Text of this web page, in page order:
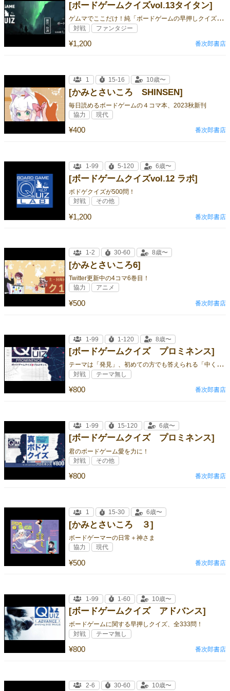
[ボードゲームクイズvol.13タイタン]
ゲ
ムマでここだけ！純「ボードゲームの早押しクイズ」2024年秋新刊
¥1,200
対戦 ファンタジー
番次郎書店
[かみとさいころ SHINSEN]
毎日読めるボードゲームの４コマ本、2023秋新刊
¥400
1 15-16 10歳〜
協力 現代
番次郎書店
[ボードゲームクイズvol.12 ラボ]
ボドゲクイズが500問！
¥1,200
1-99 5-120 6歳〜
対戦 その他
番次郎書店
[かみとさいころ6]
Twitter更新中の4コマ6巻目！
¥500
1-2 30-60 8歳〜
協力 アニメ
番次郎書店
[ボードゲームクイズ プロミネンス]
テ
ーマは「発見」、初めての方でも答えられる「中くらいのクイズ」が満載
¥800
1-99 1-120 8歳〜
対戦 テーマ無し
番次郎書店
[ボードゲームクイズ プロミネンス]
君のボードゲーム愛を力に！
¥800
1-99 15-120 6歳〜
対戦 その他
番次郎書店
[かみとさいころ ３]
ボードゲーマーの日常＋神さま
¥500
1 15-30 6歳〜
協力 現代
番次郎書店
[ボードゲームクイズ アドバンス]
ボードゲームに関する早押しクイズ、全333問！
¥800
1-99 1-60 10歳〜
対戦 テーマ無し
番次郎書店
2-6 30-60 10歳〜